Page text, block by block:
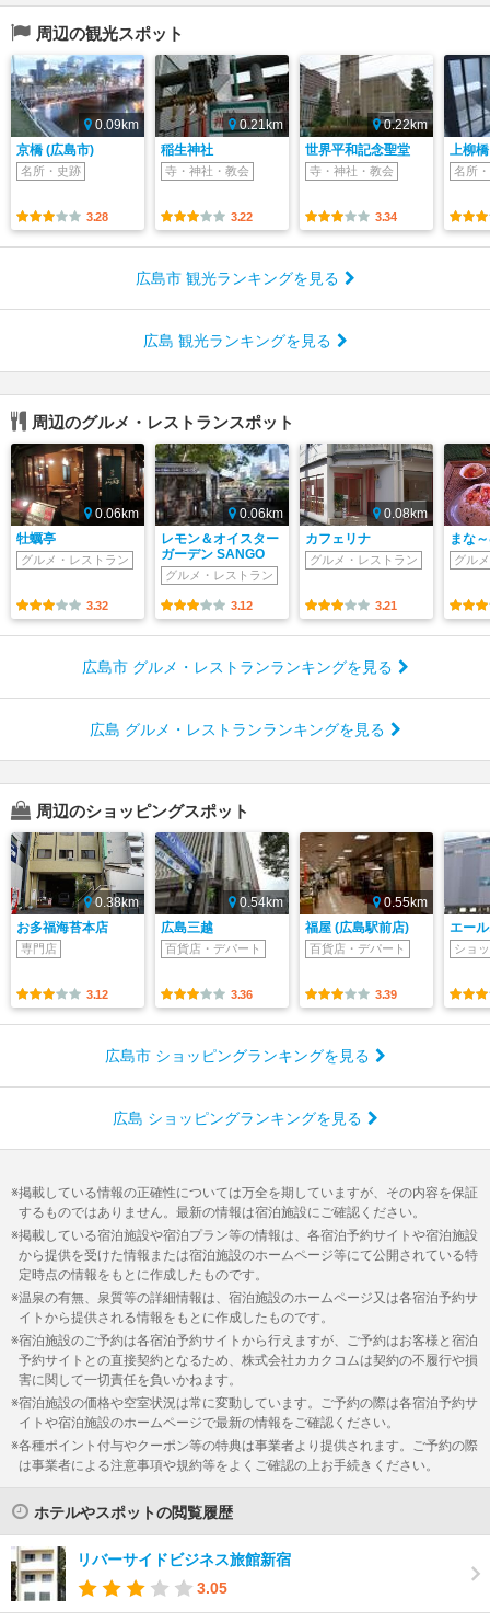
周辺の観光スポット
0.09km
京橋 (広島市)
名所・史跡
3.28
0.21km
稲生神社
寺・神社・教会
3.22
0.22km
世界平和記念聖堂
寺・神社・教会
3.34
上柳橋
名所
広島市 観光ランキングを見る
広島 観光ランキングを見る
周辺のグルメ・レストランスポット
0.06km
牡蠣亭
グルメ・レストラン
3.32
0.06km
レモン＆オイスター
ガーデン SANGO
グルメ・レストラン
3.12
0.08km
カフェリナ
グルメ・レストラン
3.21
まな
グル
広島市 グルメ・レストランランキングを見る
広島 グルメ・レストランランキングを見る
周辺のショッピングスポット
0.38km
お多福海苔本店
専門店
3.12
0.54km
広島三越
百貨店・デパート
3.36
0.55km
福屋 (広島駅前店)
百貨店・デパート
3.39
エー
ショ
広島市 ショッピングランキングを見る
広島 ショッピングランキングを見る
掲載している情報の正確性については万全を期していますが、その内容を保証
するものではありません。最新の情報は宿泊施設にご確認ください。
掲載している宿泊施設や宿泊プラン等の情報は、各宿泊予約サイトや宿泊施設
から提供を受けた情報または宿泊施設のホームページ等にて公開されている特
定時点の情報をもとに作成したものです。
温泉の有無、泉質等の詳細情報は、宿泊施設のホームページ又は各宿泊予約サ
イトから提供される情報をもとに作成したものです。
宿泊施設のご予約は各宿泊予約サイトから行えますが、ご予約はお客様と宿泊
予約サイトとの直接契約となるため、株式会社カカクコムは契約の不履行や損
害に関して一切責任を負いかねます。
宿泊施設の価格や空室状況は常に変動しています。ご予約の際は各宿泊予約サ
イトや宿泊施設のホームページで最新の情報をご確認ください。
各種ポイント付与やクーポン等の特典は事業者より提供されます。ご予約の際
は事業者による注意事項や規約等をよくご確認の上お手続きください。
ホテルやスポットの閲覧履歴
リバーサイドビジネス旅館新宿
3.05